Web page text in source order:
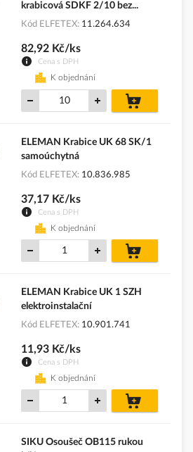
krabicová SDKF 2/10 bez...
Kód ELFETEX 11.264.634
Cena s DPH
82,92 Kč/ks
K objednání
košíku
ELEMAN Krabice UK 68 SK/1
samoúchytná
Kód ELFETEX 10.836.985
Cena s DPH
37,17 Kč/ks
K objednání
košíku
ELEMAN Krabice UK 1 SZH
elektroinstalační
Kód ELFETEX 10.901.741
Cena s DPH
11,93 Kč/ks
K objednání
košíku
SIKU Osoušeč OB115 rukou